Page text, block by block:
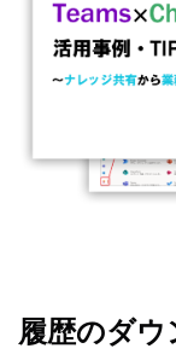
履歴のダウ